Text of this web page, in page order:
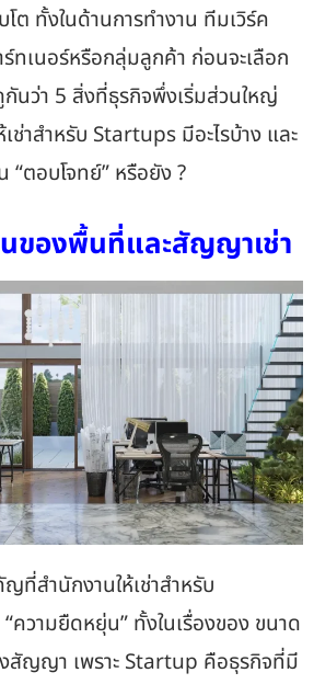
ต ทั้งในด้านการทำงาน ทีมเวิร์ค
เนอร์หรือกลุ่มลูกค้า ก่อนจะเลือก
นว่า 5 สิ่งที่ธุรกิจพึ่งเริ่มส่วนใหญ่
เช่าสำหรับ Startups มีอะไรบ้าง และ
ตอบโจทย์” หรือยัง ?
ของพื้นที่และสัญญาเช่า
ญที่สำนักงานให้เช่าสำหรับ
ความยืดหยุ่น” ทั้งในเรื่องของ ขนาด
สัญญา เพราะ Startup คือธุรกิจที่มี